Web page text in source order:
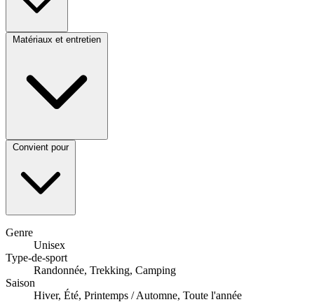
Matériaux et entretien
Convient pour
Genre
Unisex
Type-de-sport
Randonnée, Trekking, Camping
Saison
Hiver, Été, Printemps / Automne, Toute l'année